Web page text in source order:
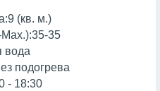
(кв. м.)
35
вода
подогрева
- 18:30